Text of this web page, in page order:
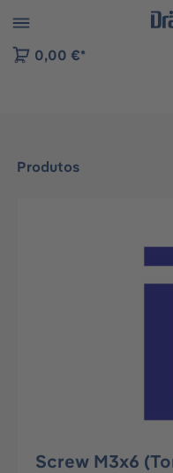
to B2B platform
0,00 €*
Produtos
Ignorar galeria de
Screw M3x6